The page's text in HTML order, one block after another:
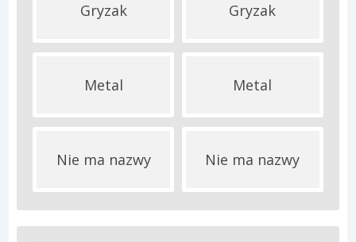
Gryzak Gryzak
Metal Metal
Nie ma nazwy Nie ma nazwy